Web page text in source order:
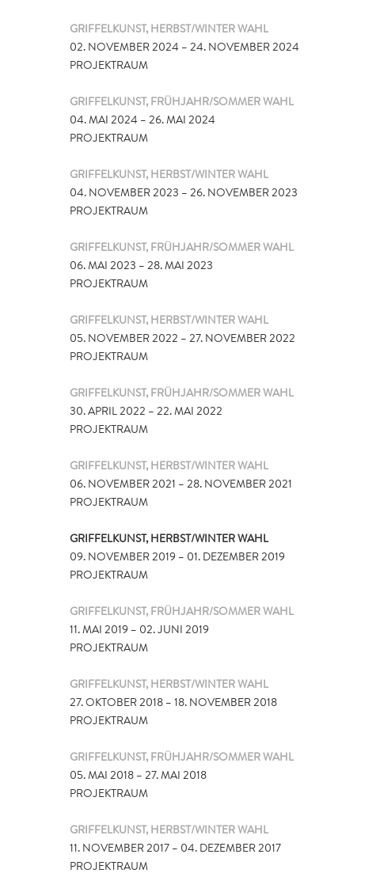
GRIFFELKUNST, HERBST/WINTER WAHL
02. NOVEMBER 2024 – 24. NOVEMBER 2024
PROJEKTRAUM
GRIFFELKUNST, FRÜHJAHR/SOMMER WAHL
04. MAI 2024 – 26. MAI 2024
PROJEKTRAUM
GRIFFELKUNST, HERBST/WINTER WAHL
04. NOVEMBER 2023 – 26. NOVEMBER 2023
PROJEKTRAUM
GRIFFELKUNST, FRÜHJAHR/SOMMER WAHL
06. MAI 2023 – 28. MAI 2023
PROJEKTRAUM
GRIFFELKUNST, HERBST/WINTER WAHL
05. NOVEMBER 2022 – 27. NOVEMBER 2022
PROJEKTRAUM
GRIFFELKUNST, FRÜHJAHR/SOMMER WAHL
30. APRIL 2022 – 22. MAI 2022
PROJEKTRAUM
GRIFFELKUNST, HERBST/WINTER WAHL
06. NOVEMBER 2021 – 28. NOVEMBER 2021
PROJEKTRAUM
GRIFFELKUNST, HERBST/WINTER WAHL
09. NOVEMBER 2019 – 01. DEZEMBER 2019
PROJEKTRAUM
GRIFFELKUNST, FRÜHJAHR/SOMMER WAHL
11. MAI 2019 – 02. JUNI 2019
PROJEKTRAUM
GRIFFELKUNST, HERBST/WINTER WAHL
27. OKTOBER 2018 – 18. NOVEMBER 2018
PROJEKTRAUM
GRIFFELKUNST, FRÜHJAHR/SOMMER WAHL
05. MAI 2018 – 27. MAI 2018
PROJEKTRAUM
GRIFFELKUNST, HERBST/WINTER WAHL
11. NOVEMBER 2017 – 04. DEZEMBER 2017
PROJEKTRAUM